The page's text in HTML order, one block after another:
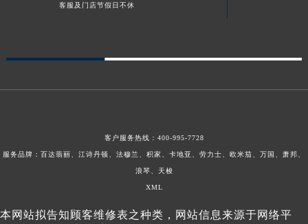
客服及门店节假日不休
客户服务热线： 400-995-7728
服务品牌：百达翡丽、江诗丹顿、法穆兰、积家、卡地亚、劳力士、欧米茄、万国、萧邦、
浪琴、天梭
XML
本网站拟告知顾客维修表之种类，网站信息来源于网络平